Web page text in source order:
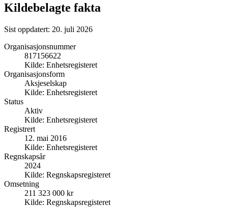
Kildebelagte fakta
Sist oppdatert: 20. juli 2026
Organisasjonsnummer
817156622
Kilde: Enhetsregisteret
Organisasjonsform
Aksjeselskap
Kilde: Enhetsregisteret
Status
Aktiv
Kilde: Enhetsregisteret
Registrert
12. mai 2016
Kilde: Enhetsregisteret
Regnskapsår
2024
Kilde: Regnskapsregisteret
Omsetning
211 323 000 kr
Kilde: Regnskapsregisteret